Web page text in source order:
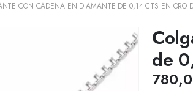
CON CADENA EN DIAMANTE DE 0,14 CTS EN ORO
de